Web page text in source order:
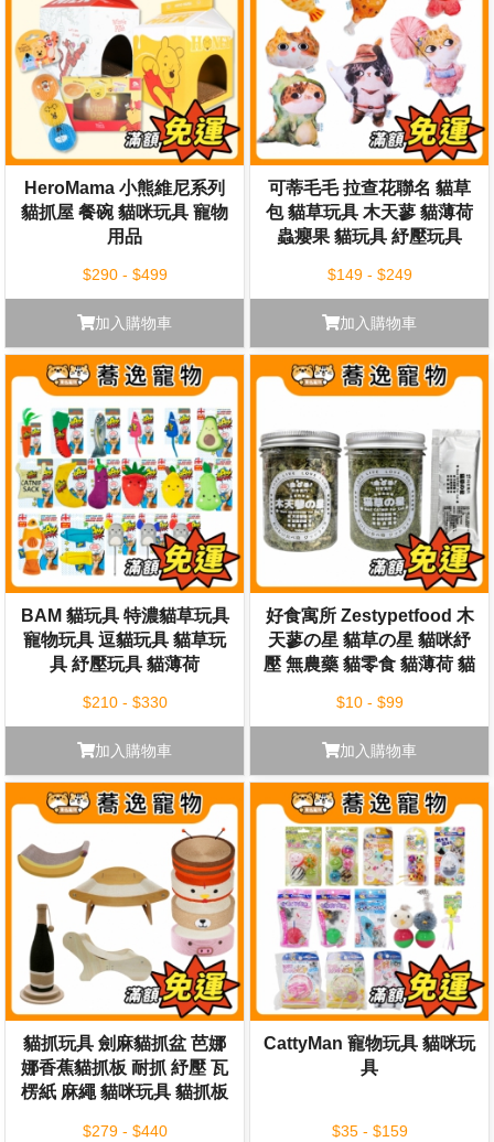
HeroMama 小熊維尼系列
貓抓屋 餐碗 貓咪玩具 寵物
用品
$290 - $499
加入購物車
可蒂毛毛 拉查花聯名 貓草
包 貓草玩具 木天蓼 貓薄荷
蟲癭果 貓玩具 紓壓玩具
$149 - $249
加入購物車
BAM 貓玩具 特濃貓草玩具
寵物玩具 逗貓玩具 貓草玩
具 紓壓玩具 貓薄荷
$210 - $330
加入購物車
好食寓所 Zestypetfood 木
天蓼の星 貓草の星 貓咪紓
壓 無農藥 貓零食 貓薄荷 貓
$10 - $99
加入購物車
貓抓玩具 劍麻貓抓盆 芭娜
娜香蕉貓抓板 耐抓 紓壓 瓦
楞紙 麻繩 貓咪玩具 貓抓板
$279 - $440
CattyMan 寵物玩具 貓咪玩
具
$35 - $159